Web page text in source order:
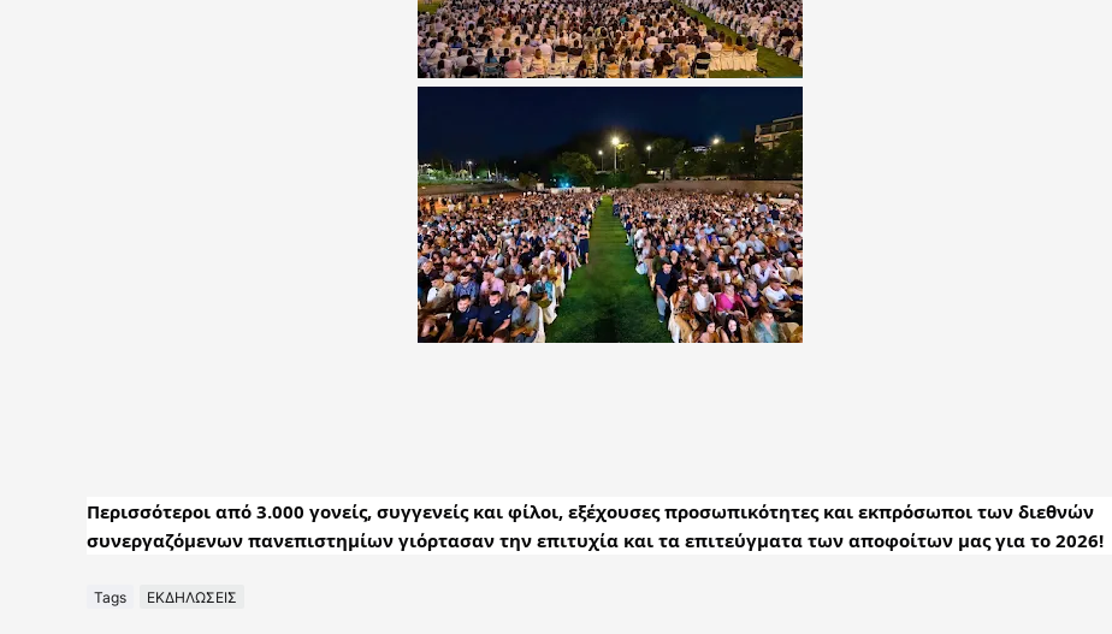
Περισσότεροι από 3.000 γονείς, συγγενείς και φίλοι, εξέχουσες προσωπικότητες και εκπρόσωποι των διεθνών
συνεργαζόμενων πανεπιστημίων γιόρτασαν την επιτυχία και τα επιτεύγματα των αποφοίτων μας για το 2026!
Tags ΕΚΔΗΛΩΣΕΙΣ